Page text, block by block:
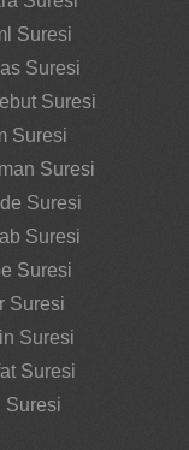
Suresi
Suresi
Suresi
Suresi
Suresi
Suresi
Suresi
Suresi
Suresi
Suresi
Suresi
Suresi